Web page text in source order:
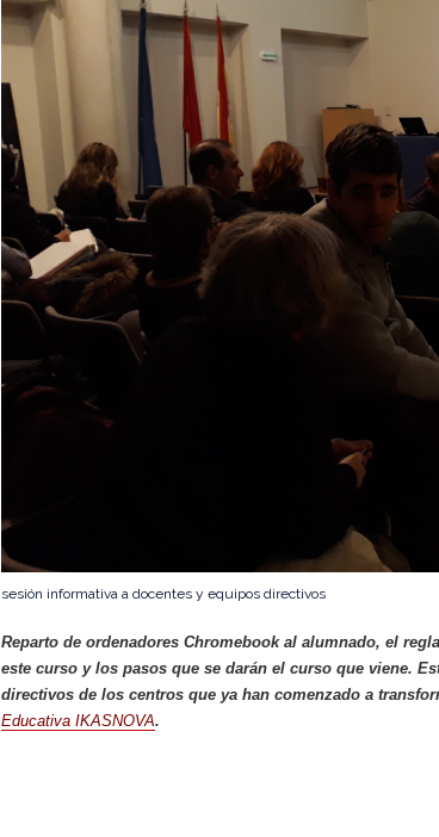
sesión informativa a docentes y equipos directivos
Reparto de ordenadoresChromebookal alumnado, el
este curso y los pasos que se darán el curso que viene.
directivos de los centros que ya han comenzado a
Educativa IKASNOVA.